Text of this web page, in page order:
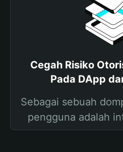
Cegah Risiko
Pada DApp
Sebagai sebuah
pengguna adalah